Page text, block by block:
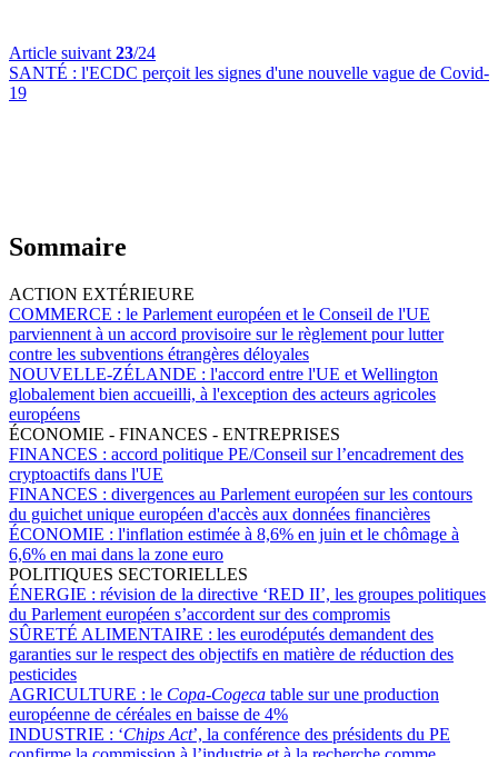
Article suivant 23/24
SANTÉ : l'ECDC perçoit les signes d'une nouvelle vague de Covid-
19
Sommaire
ACTION EXTÉRIEURE
COMMERCE : le Parlement européen et le Conseil de l'UE
parviennent à un accord provisoire sur le règlement pour lutter
contre les subventions étrangères déloyales
NOUVELLE-ZÉLANDE : l'accord entre l'UE et Wellington
globalement bien accueilli, à l'exception des acteurs agricoles
européens
ÉCONOMIE - FINANCES - ENTREPRISES
FINANCES : accord politique PE/Conseil sur l’encadrement des
cryptoactifs dans l'UE
FINANCES : divergences au Parlement européen sur les contours
du guichet unique européen d'accès aux données financières
ÉCONOMIE : l'inflation estimée à 8,6% en juin et le chômage à
6,6% en mai dans la zone euro
POLITIQUES SECTORIELLES
ÉNERGIE : révision de la directive ‘RED II’, les groupes politiques
du Parlement européen s’accordent sur des compromis
SÛRETÉ ALIMENTAIRE : les eurodéputés demandent des
garanties sur le respect des objectifs en matière de réduction des
pesticides
AGRICULTURE : le Copa-Cogeca table sur une production
européenne de céréales en baisse de 4%
INDUSTRIE : ‘Chips Act’, la conférence des présidents du PE